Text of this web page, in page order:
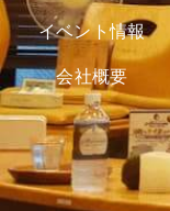
イベント情報
会社概要